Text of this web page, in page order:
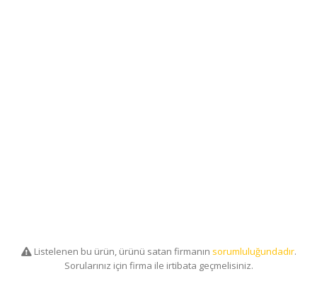
Listelenen bu ürün, ürünü satan firmanın sorumluluğundadır.
Sorularınız için firma ile irtibata geçmelisiniz.